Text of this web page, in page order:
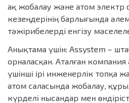
ақ жобалау және атом электр
кезеңдерінің барлығында
тәжірибелерді енгізу
Анықтама үшін: Assystem –
орналасқан. Аталған компания
үшінші ірі инженерлік топқа
атом саласында жобалау,
күрделі нысандар мен